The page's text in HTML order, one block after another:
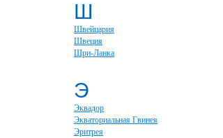
Ш
Швейцария
Швеция
Шри-Ланка
Э
Эквадор
Экваториальная Гвинея
Эритрея